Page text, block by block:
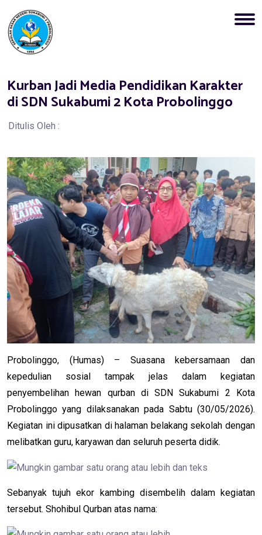
Kurban Jadi Media Pendidikan Karakter
di SDN Sukabumi 2 Kota Probolinggo
Ditulis Oleh :
Probolinggo, (Humas) – Suasana kebersamaan dan
kepedulian sosial tampak jelas dalam kegiatan
penyembelihan hewan qurban di SDN Sukabumi 2 Kota
Probolinggo yang dilaksanakan pada Sabtu (30/05/2026).
Kegiatan ini dipusatkan di halaman belakang sekolah dengan
melibatkan guru, karyawan dan seluruh peserta didik.
Sebanyak tujuh ekor kambing disembelih dalam kegiatan
tersebut. Shohibul Qurban atas nama: